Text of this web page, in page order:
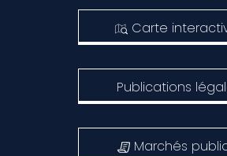
Carte
Publications
Marchés